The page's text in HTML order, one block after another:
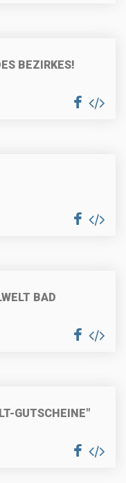
BEZIRKES!
BAD
GUTSCHEINE"